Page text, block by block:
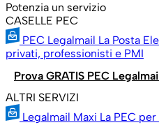
Potenzia un servizio
CASELLE PEC
PEC Legalmail La Posta
privati, professionisti e PMI
Prova GRATIS PEC
ALTRI SERVIZI
Legalmail Maxi La PEC